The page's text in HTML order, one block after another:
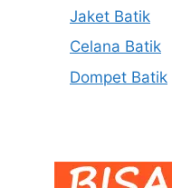
Jaket Batik
Celana Batik
Dompet Batik